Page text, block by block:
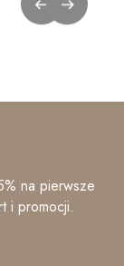
na pierwsze
i promocji.